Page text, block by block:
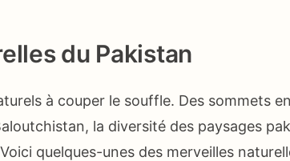
du Pakistan
à couper le souffle. Des sommets
la diversité des paysages
quelques-unes des merveilles